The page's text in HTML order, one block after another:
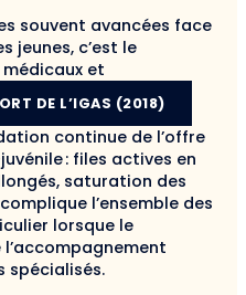
souvent avancées face
jeunes, c’est le
et
DE L’IGAS (2018)
continue de l’offre
: files actives en
saturation des
l’ensemble des
lorsque le
spécialisés.